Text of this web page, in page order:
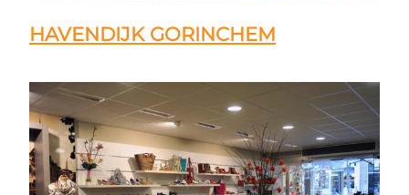
HAVENDIJK GORINCHEM